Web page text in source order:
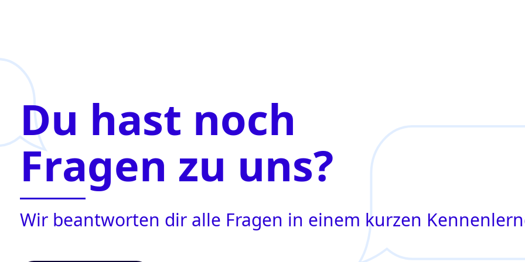
Du hast noch
Fragen zu uns?
Wir beantworten dir alle Fragen in einem kurzen